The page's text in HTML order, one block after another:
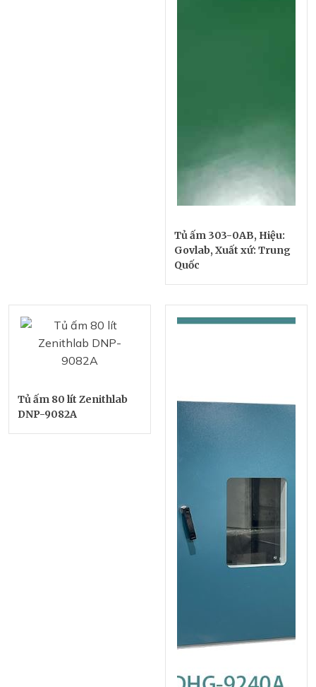
Tủ ấm 303-0AB, Hiệu:
Govlab, Xuất xứ: Trung
Quốc
Tủ ấm 80 lít Zenithlab
DNP-9082A